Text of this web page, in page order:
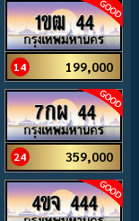
1ขฒ 44
14 199,000
7กผ 44
24 359,000
4ขจ 444